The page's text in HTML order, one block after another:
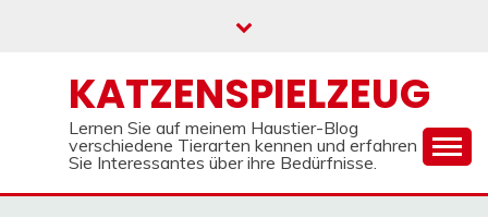
KATZENSPIELZEUG
Lernen Sie auf meinem Haustier-Blog
verschiedene Tierarten kennen und erfahren
Sie Interessantes über ihre Bedürfnisse.